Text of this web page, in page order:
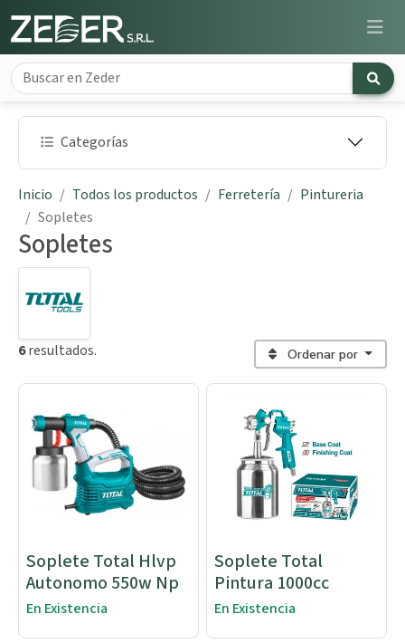
Categorías
Inicio Todos los productos Ferretería
Pintureria
Sopletes
Sopletes
6resultados. Ordenar por
Soplete Total Hlvp
Autonomo 550w Np
En Existencia
Soplete Total
Pintura 1000cc
En Existencia